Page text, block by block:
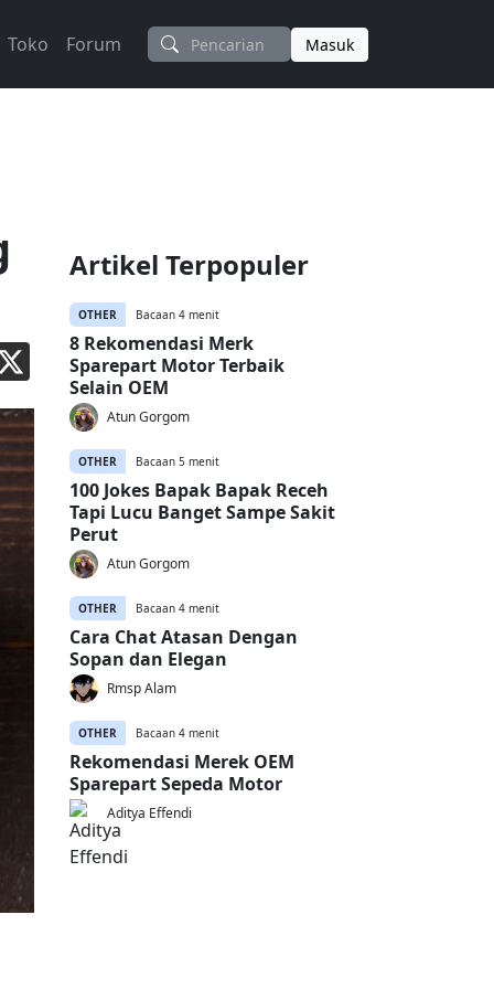
Toko Forum Masuk
Artikel Terpopuler
OTHER Bacaan 4 menit
8 Rekomendasi Merk
Sparepart Motor Terbaik
Selain OEM
Atun Gorgom
OTHER Bacaan 5 menit
100 Jokes Bapak Bapak Receh
Tapi Lucu Banget Sampe Sakit
Perut
Atun Gorgom
OTHER Bacaan 4 menit
Cara Chat Atasan Dengan
Sopan dan Elegan
Rmsp Alam
OTHER Bacaan 4 menit
Rekomendasi Merek OEM
Sparepart Sepeda Motor
Aditya Effendi